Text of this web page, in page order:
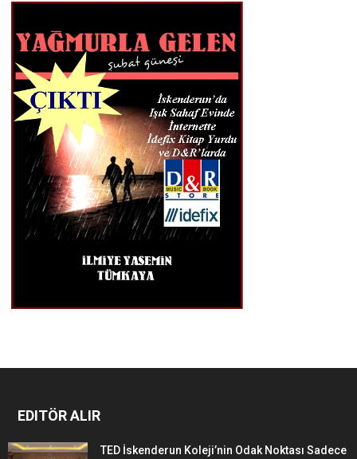
EDITÖR ALIR
TED İskenderun Koleji’nin Odak Noktası Sadece